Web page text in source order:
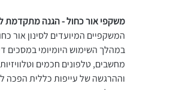
משקפי אור כחול - הגנה מתקדמת
המשקפיים המיועדים לסינון אור
במהלך השימוש היומיומי במסכים
מחשבים, טלפונים חכמים
וההרגשה של עייפות כללית הפכה